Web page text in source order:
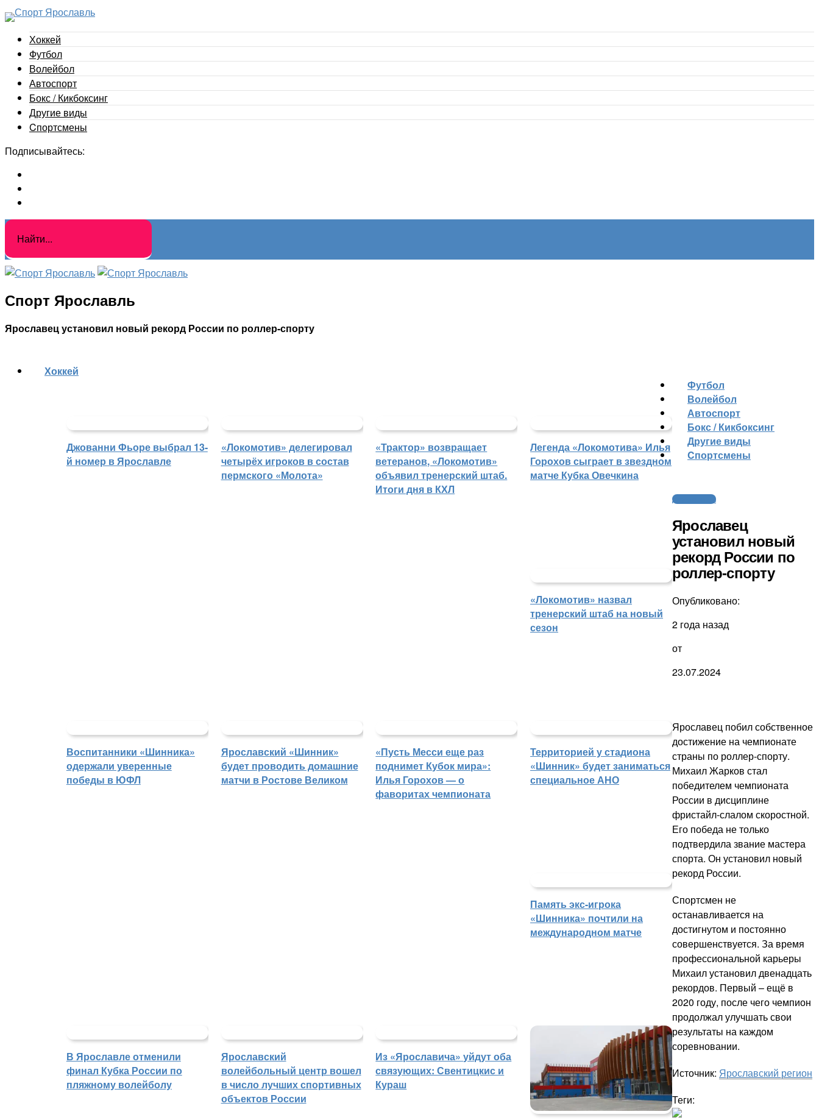
Хоккей
Футбол
Волейбол
Автоспорт
Бокс / Кикбоксинг
Другие виды
Cпортсмены
Подписывайтесь:
Спорт Ярославль
Ярославец установил новый рекорд России по роллер-спорту
Хоккей
Джованни Фьоре выбрал 13-
й номер в Ярославле
«Локомотив» делегировал
четырёх игроков в состав
пермского «Молота»
«Трактор» возвращает
ветеранов, «Локомотив»
объявил тренерский штаб.
Итоги дня в КХЛ
Легенда «Локомотива» Илья
Горохов сыграет в звездном
матче Кубка Овечкина
«Локомотив» назвал
тренерский штаб на новый
сезон
Футбол
Воспитанники «Шинника»
одержали уверенные
победы в ЮФЛ
Ярославский «Шинник»
будет проводить домашние
матчи в Ростове Великом
«Пусть Месси еще раз
поднимет Кубок мира»:
Илья Горохов — о
фаворитах чемпионата
Территорией у стадиона
«Шинник» будет заниматься
специальное АНО
Память экс-игрока
«Шинника» почтили на
международном матче
Волейбол
В Ярославле отменили
финал Кубка России по
пляжному волейболу
Ярославский
волейбольный центр вошел
в число лучших спортивных
объектов России
Из «Ярославича» уйдут оба
связующих: Свентицкис и
Кураш
Автоспорт
Бокс / Кикбоксинг
Другие виды
Cпортсмены
Другие виды
Ярославец
установил новый
рекорд России по
роллер-спорту
Опубликовано:
2 года назад
от
23.07.2024
Ярославец побил собственное
достижение на чемпионате
страны по роллер-спорту.
Михаил Жарков стал
победителем чемпионата
России в дисциплине
фристайл-слалом скоростной.
Его победа не только
подтвердила звание мастера
спорта. Он установил новый
рекорд России.
Спортсмен не
останавливается на
достигнутом и постоянно
совершенствуется. За время
профессиональной карьеры
Михаил установил двенадцать
рекордов. Первый – ещё в
2020 году, после чего чемпион
продолжал улучшать свои
результаты на каждом
соревновании.
Источник: Ярославский регион
Теги: